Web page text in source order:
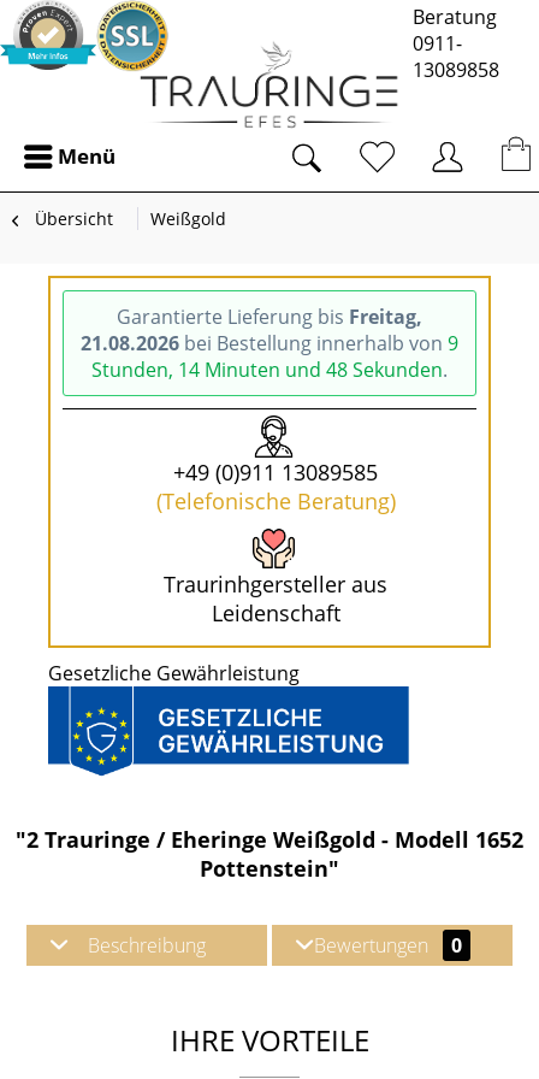
Beratung
0911-
13089858
Menü
Übersicht Weißgold
Garantierte Lieferung bis Freitag,
21.08.2026 bei Bestellung innerhalb von 9
Stunden, 14 Minuten und 48 Sekunden.
+49 (0)911 13089585
(Telefonische Beratung)
Traurinhgersteller aus
Leidenschaft
Gesetzliche Gewährleistung
"2 Trauringe / Eheringe Weißgold - Modell 1652
Pottenstein"
Beschreibung Bewertungen 0
IHRE VORTEILE